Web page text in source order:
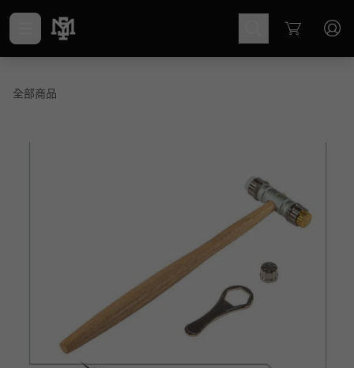
Cart
全部商品